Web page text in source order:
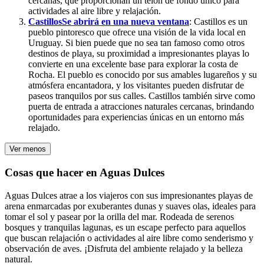
actividades al aire libre y relajación.
CastillosSe abrirá en una nueva ventana: Castillos es un
pueblo pintoresco que ofrece una visión de la vida local en
Uruguay. Si bien puede que no sea tan famoso como otros
destinos de playa, su proximidad a impresionantes playas lo
convierte en una excelente base para explorar la costa de
Rocha. El pueblo es conocido por sus amables lugareños y su
atmósfera encantadora, y los visitantes pueden disfrutar de
paseos tranquilos por sus calles. Castillos también sirve como
puerta de entrada a atracciones naturales cercanas, brindando
oportunidades para experiencias únicas en un entorno más
relajado.
Ver menos
Cosas que hacer en Aguas Dulces
Aguas Dulces atrae a los viajeros con sus impresionantes playas de
arena enmarcadas por exuberantes dunas y suaves olas, ideales para
tomar el sol y pasear por la orilla del mar. Rodeada de serenos
bosques y tranquilas lagunas, es un escape perfecto para aquellos
que buscan relajación o actividades al aire libre como senderismo y
observación de aves. ¡Disfruta del ambiente relajado y la belleza
natural.